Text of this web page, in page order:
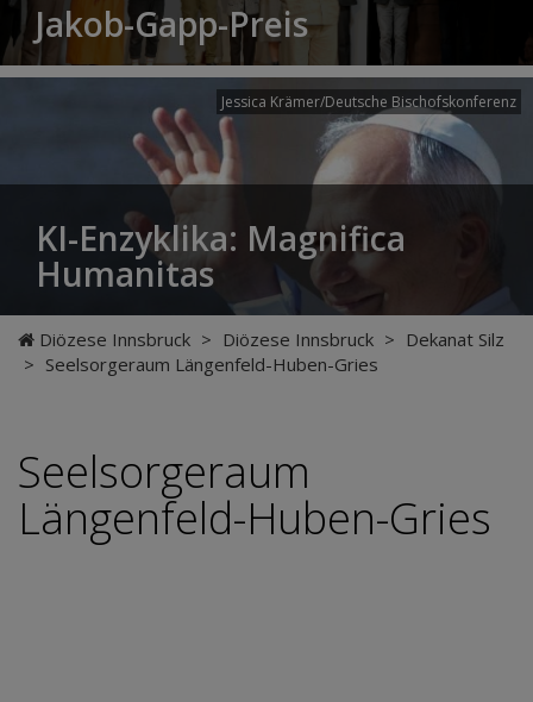
Jakob-Gapp-Preis
Jessica Krämer/Deutsche Bischofskonferenz
KI-Enzyklika: Magnifica
Humanitas
Diözese Innsbruck > Diözese Innsbruck > Dekanat Silz
> Seelsorgeraum Längenfeld-Huben-Gries
Seelsorgeraum
Längenfeld-Huben-Gries